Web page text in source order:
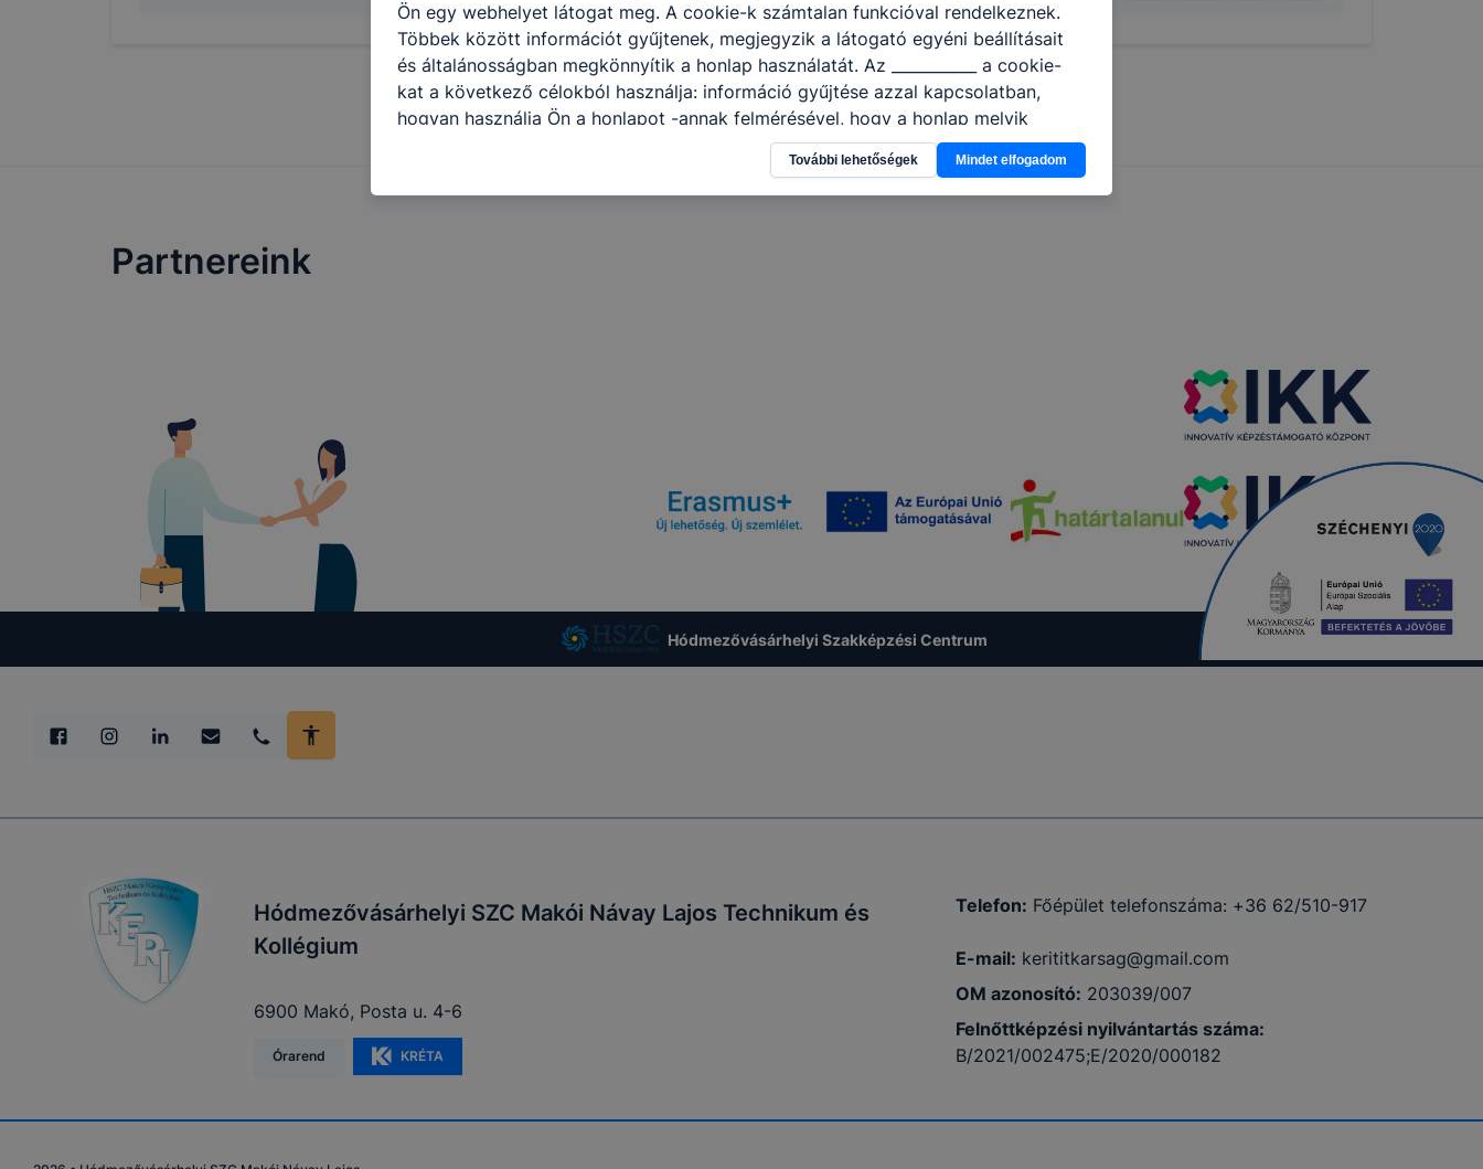
Partnereink
Hódmezővásárhelyi Szakképzési Centrum
Hódmezővásárhelyi SZC Makói Návay Lajos Technikum és
Kollégium
6900 Makó, Posta u. 4-6
Órarend KRÉTA
Telefon: Főépület telefonszáma: +36 62/510-917
E-mail: kerititkarsag@gmail.com
OM azonosító: 203039/007
Felnőttképzési nyilvántartás száma:
B/2021/002475;E/2020/000182
Ön egy webhelyet látogat meg. A cookie-k számtalan funkcióval rendelkeznek.
Többek között információt gyűjtenek, megjegyzik a látogató egyéni beállításait
és általánosságban megkönnyítik a honlap használatát. Az ___________ a cookie-
kat a következő célokból használja: információ gyűjtése azzal kapcsolatban,
hogyan használja Ön a honlapot -annak felmérésével, hogy a honlap melyik
részeit látogatja, vagy használja leginkább, így megtudhatjuk, hogyan
biztosítsunk Önnek még jobb felhasználói élményt, ha ismét meglátogatja
oldalunkat, honlap fejlesztése. Hogyan ellenőrizheti és hogyan tudja kikapcsolni a
További lehetőségek Mindet elfogadom